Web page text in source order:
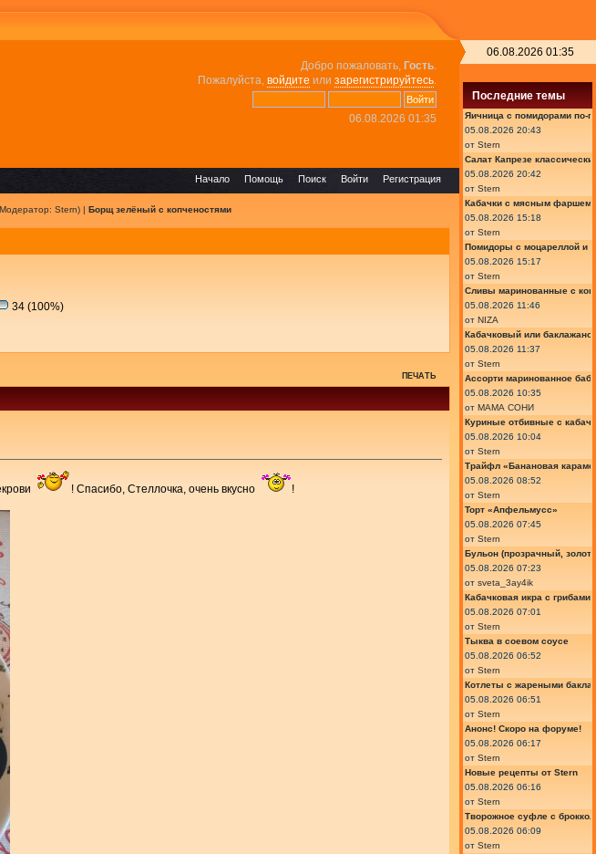
Добро пожаловать, Гость.
Пожалуйста, войдите или зарегистрируйтесь.
06.08.2026 01:35
Регистрация
Войти
Поиск
Помощь
Начало
Stern) | Борщ зелёный с копченостями
34 (100%)
ПЕЧАТЬ
! Спасибо, Стеллочка, очень вкусно !
06.08.2026 01:35
Последние темы
Яичница с помидорами по-
05.08.2026 20:43
от Stern
Салат Капрезе
05.08.2026 20:42
от Stern
Кабачки с мясным фаршем
05.08.2026 15:18
от Stern
Помидоры с моцареллой и
05.08.2026 15:17
от Stern
Сливы маринованные с
05.08.2026 11:46
от NIZA
Кабачковый или
05.08.2026 11:37
от Stern
Ассорти маринованное
05.08.2026 10:35
от МАМА СОНИ
Куриные отбивные с
05.08.2026 10:04
от Stern
Трайфл «Банановая
05.08.2026 08:52
от Stern
Торт «Апфельмусс»
05.08.2026 07:45
от Stern
Бульон (прозрачный,
05.08.2026 07:23
от sveta_3ay4ik
Кабачковая икра с грибами
05.08.2026 07:01
от Stern
Тыква в соевом соусе
05.08.2026 06:52
от Stern
Котлеты с жареными
05.08.2026 06:51
от Stern
Анонс! Скоро на форуме!
05.08.2026 06:17
от Stern
Новые рецепты от Stern
05.08.2026 06:16
от Stern
Творожное суфле с
05.08.2026 06:09
от Stern